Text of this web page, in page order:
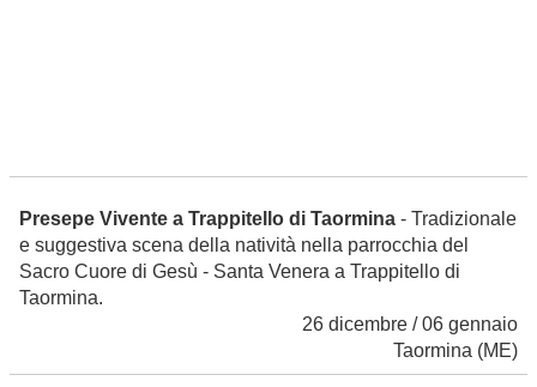
Presepe Vivente a Trappitello di Taormina - Tradizionale
e suggestiva scena della natività nella parrocchia del
Sacro Cuore di Gesù - Santa Venera a Trappitello di
Taormina.
26 dicembre / 06 gennaio
Taormina (ME)